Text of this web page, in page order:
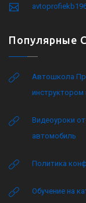
Популярные
Автошкола
инструктором
Видеоуроки
автомобиль
Политика
Обучение на